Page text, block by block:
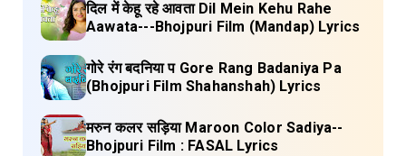
दिल में केहू रहे आवता Dil Mein Kehu Rahe
Aawata---Bhojpuri Film (Mandap) Lyrics
गोरे रंग बदनिया प Gore Rang Badaniya Pa
(Bhojpuri Film Shahanshah) Lyrics
मरुन कलर सड़िया Maroon Color Sadiya--
Bhojpuri Film : FASAL Lyrics